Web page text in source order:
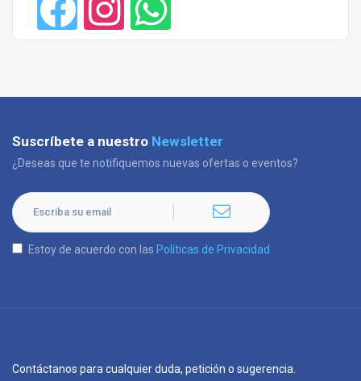
Suscríbete a nuestro Newsletter
¿Deseas que te notifiquemos nuevas ofertas o eventos?
Estoy de acuerdo con las Políticas de Privacidad
Contáctanos para cualquier duda, petición o sugerencia.